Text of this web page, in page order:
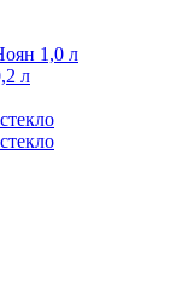
1,0 л
л